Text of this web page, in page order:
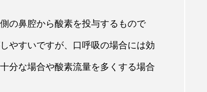
の鼻腔から酸素を投与するもので
やすいですが、口呼吸の場合には効
分な場合や酸素流量を多くする場合